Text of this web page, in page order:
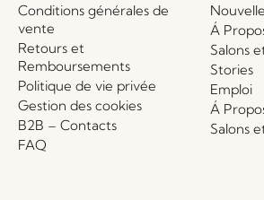
Conditions générales de
vente
Retours et
Remboursements
Politique de vie privée
Gestion des cookies
B2B – Contacts
FAQ
Á
Salons
Stories
Emploi
Á
Salons